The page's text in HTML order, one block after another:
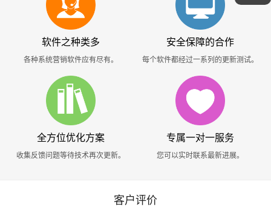
软件之种类多
各种系统营销软件应有尽有。
安全保障的合作
每个软件都经过一系列的更新测试。
全方位优化方案
收集反馈问题等待技术再次更新。
专属一对一服务
您可以实时联系最新进展。
客户评价